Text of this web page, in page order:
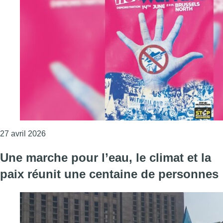
27 avril 2026Consulter l'article "Une marche contre la
Une marche pour l’eau, le climat et la
paix réunit une centaine de personnes